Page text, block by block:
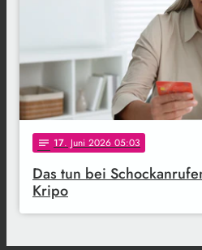
notes 17. Juni 2026 05:03
Das tun bei
Kripo